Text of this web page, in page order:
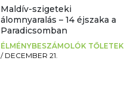
Maldív-szigeteki
álomnyaralás – 14 éjszaka a
Paradicsomban
ÉLMÉNYBESZÁMOLÓK TŐLETEK
/ DECEMBER 21.